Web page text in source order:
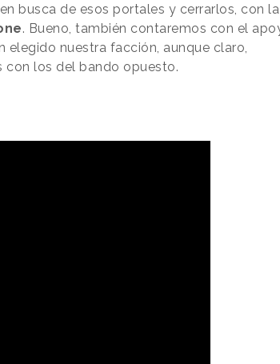
busca de esos portales y cerrarlos, con la
. Bueno, también contaremos con el
elegido nuestra facción, aunque claro,
con los del bando opuesto.